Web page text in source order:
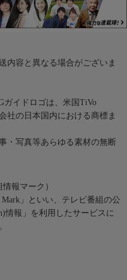
内容と異なる場合がございま
ガイドロゴは、米国TiVo
社の日本国内における商標ま
・写真等あらゆる素材の無断
報マーク）
」といい、テレビ番組の公
情報」を利用したサービスに